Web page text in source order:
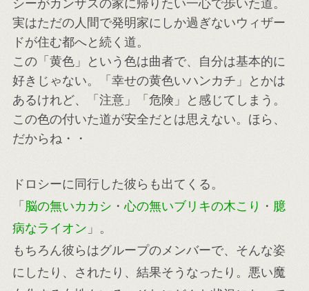
シーがカンザスの家に帰りたい一心で歩いた道。
実はただの人間で発明家にしか過ぎないウィザー
ドが住む都へと続く道。
この「黄色」という色は曲者で、自分は基本的に
好きじゃない。「幸せの黄色いハンカチ」とかは
あるけれど、「注意」「危険」と感じてしまう。
この色の付いた道が安全だとは思えない。ほら、
だからね・・
ドロシーに同行した彼らも出てくる。
「 脳の無いカカシ ・心の無いブリキの木こり ・ 臆
病なライオン 」。
もちろん彼らはグループのメンバーで、そんな姿
にしたり、されたり、結果そうなったり。悪い魔